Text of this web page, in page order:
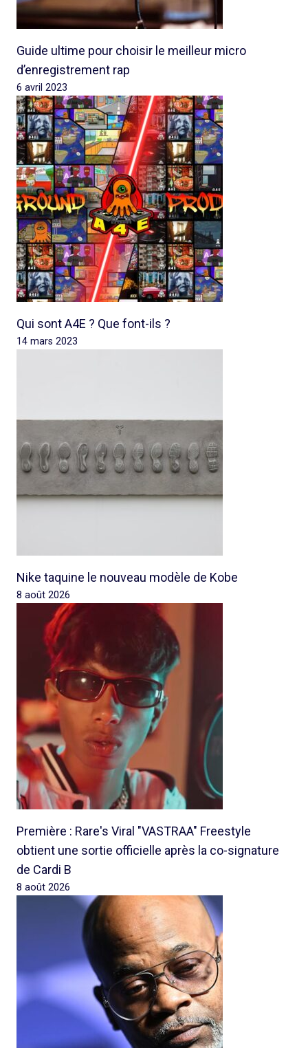
Guide ultime pour choisir le meilleur micro
d’enregistrement rap
6 avril 2023
Qui sont A4E ? Que font-ils ?
14 mars 2023
Nike taquine le nouveau modèle de Kobe
8 août 2026
Première : Rare's Viral "VASTRAA" Freestyle
obtient une sortie officielle après la co-signature
de Cardi B
8 août 2026